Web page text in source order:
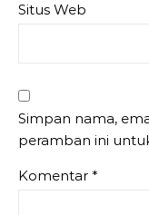
Situs Web
Simpan nama,
peramban ini
Komentar *